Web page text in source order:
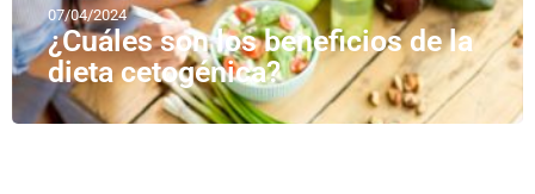
07/04/2024
¿Cuáles son los beneficios de la
dieta cetogénica?